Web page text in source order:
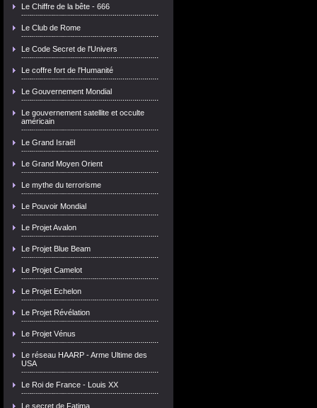
Le Chiffre de la bête - 666
Le Club de Rome
Le Code Secret de l'Univers
Le coffre fort de l'Humanité
Le Gouvernement Mondial
Le gouvernement satellite et occulte
américain
Le Grand Israël
Le Grand Moyen Orient
Le mythe du terrorisme
Le Pouvoir Mondial
Le Projet Avalon
Le Projet Blue Beam
Le Projet Camelot
Le Projet Echelon
Le Projet Révélation
Le Projet Vénus
Le réseau HAARP - Arme Ultime des
USA
Le Roi de France - Louis XX
Le secret de Fatima